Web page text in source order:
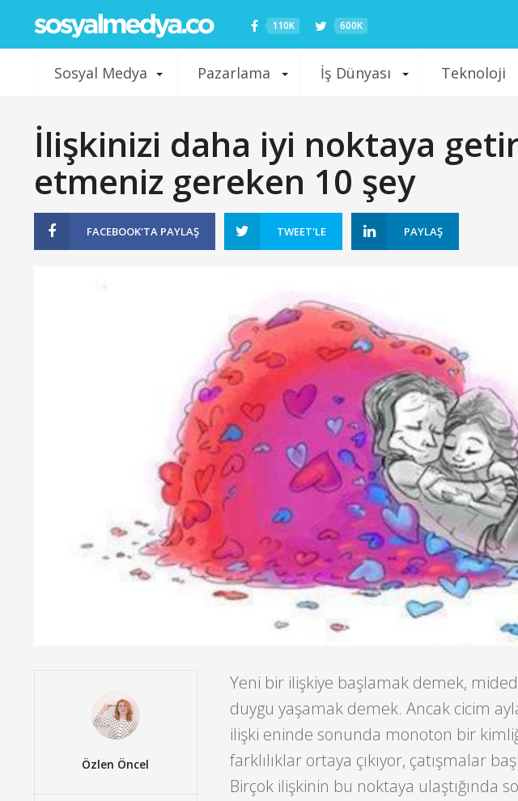
110K 600K
Sosyal Medya Pazarlama İş Dünyası Teknoloji
İlişkinizi daha iyi noktaya
etmeniz gereken 10 şey
FACEBOOK'TA PAYLAŞ TWEET'LE PAYLAŞ
Özlen Öncel
Yeni bir ilişkiye başlamak demek,
duygu yaşamak demek. Ancak cicim
ilişki eninde sonunda monoton bir
farklılıklar ortaya çıkıyor, çatışmalar
Birçok ilişkinin bu noktaya ulaştığında